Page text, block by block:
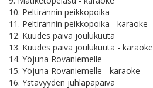
10. Peltirännin peikkopoika
11. Peltirännin peikkopoika - karaoke
12. Kuudes päivä joulukuuta
13. Kuudes päivä joulukuuta - karaoke
14. Yöjuna Rovaniemelle
15. Yöjuna Rovaniemelle - karaoke
16. Ystävyyden juhlapäpäivä